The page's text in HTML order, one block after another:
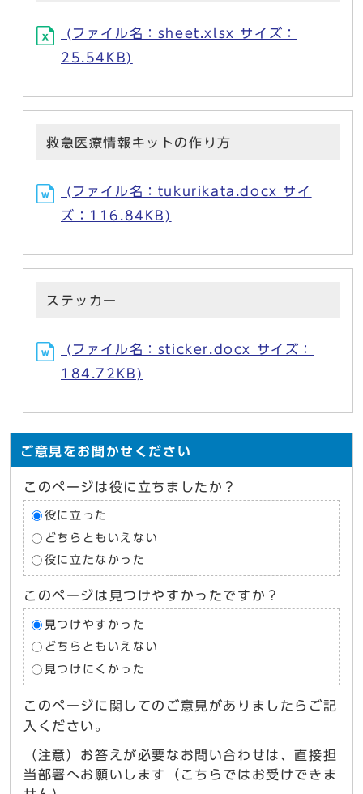
(ファイル名：sheet.xlsx サイズ：
25.54KB)
救急医療情報キットの作り方
(ファイル名：tukurikata.docx サイ
ズ：116.84KB)
ステッカー
(ファイル名：sticker.docx サイズ：
184.72KB)
ご意見をお聞かせください
このページは役に立ちましたか？
役に立った
どちらともいえない
役に立たなかった
このページは見つけやすかったですか？
見つけやすかった
どちらともいえない
見つけにくかった
このページに関してのご意見がありましたらご記
入ください。
（注意）お答えが必要なお問い合わせは、直接担
当部署へお願いします（こちらではお受けできま